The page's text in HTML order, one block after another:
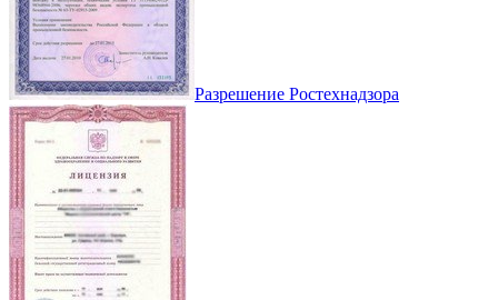
Разрешение Ростехнадзора